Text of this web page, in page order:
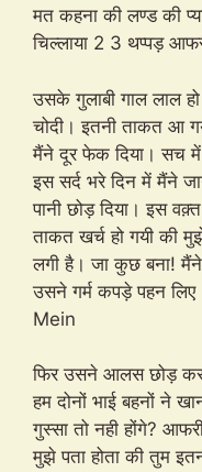
मत कहना की लण्ड की
चिल्लाया 2 3 थप्पड़
उसके गुलाबी गाल लाल
चोदी। इतनी ताकत आ
मैंने दूर फेक दिया। सच में
इस सर्द भरे दिन में मैंने
पानी छोड़ दिया। इस
ताकत खर्च हो गयी
लगी है। जा कुछ बना!
उसने गर्म कपड़े पहन
Mein
फिर उसने आलस छोड़ कर
हम दोनों भाई बहनों ने
गुस्सा तो नही होंगे?
मुझे पता होता की तुम